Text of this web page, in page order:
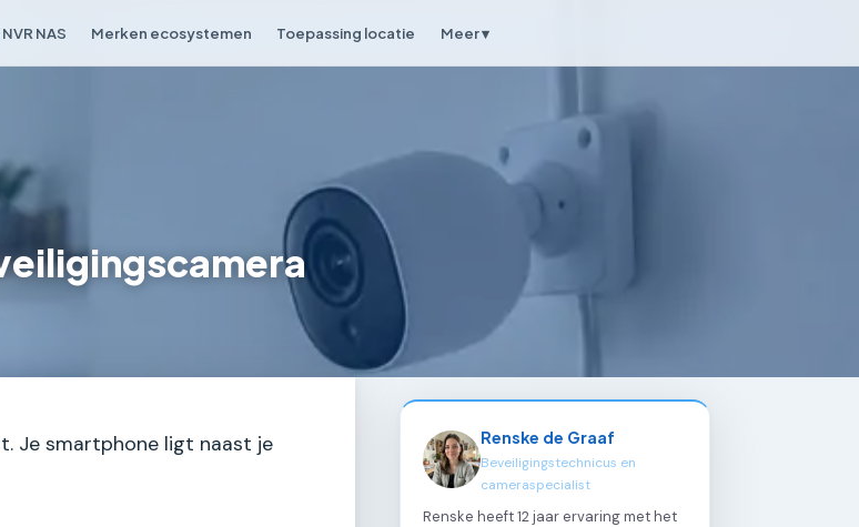
NAS Merken ecosystemen Toepassing locatie Meer ▾
Je smartphone ligt naast je
Renske de Graaf
Beveiligingstechnicus en
cameraspecialist
Renske heeft 12 jaar ervaring met het